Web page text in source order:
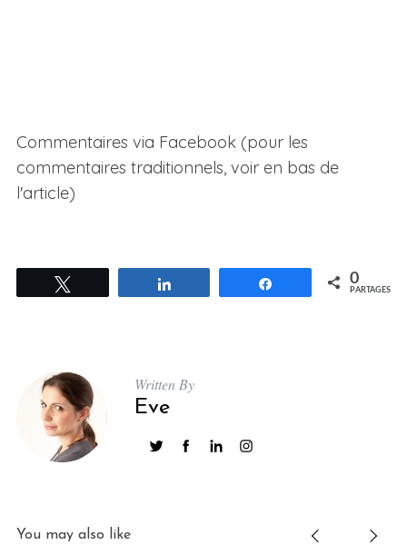
Commentaires via Facebook (pour les
commentaires traditionnels, voir en bas de
l'article)
Partagez 0
PARTAGES
Written By
Eve
You may also like